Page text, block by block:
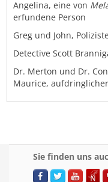
Angelina, eine von
erfundene Person
Greg und John,
Detective Scott
Dr. Merton und Dr.
Maurice,
Sie finden uns